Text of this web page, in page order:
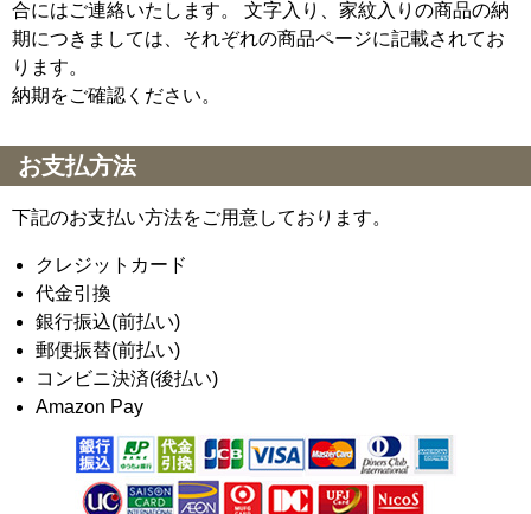
合にはご連絡いたします。 文字入り、家紋入りの商品の納
期につきましては、それぞれの商品ページに記載されてお
ります。
納期をご確認ください。
お支払方法
下記のお支払い方法をご用意しております。
クレジットカード
代金引換
銀行振込(前払い)
郵便振替(前払い)
コンビニ決済(後払い)
Amazon Pay